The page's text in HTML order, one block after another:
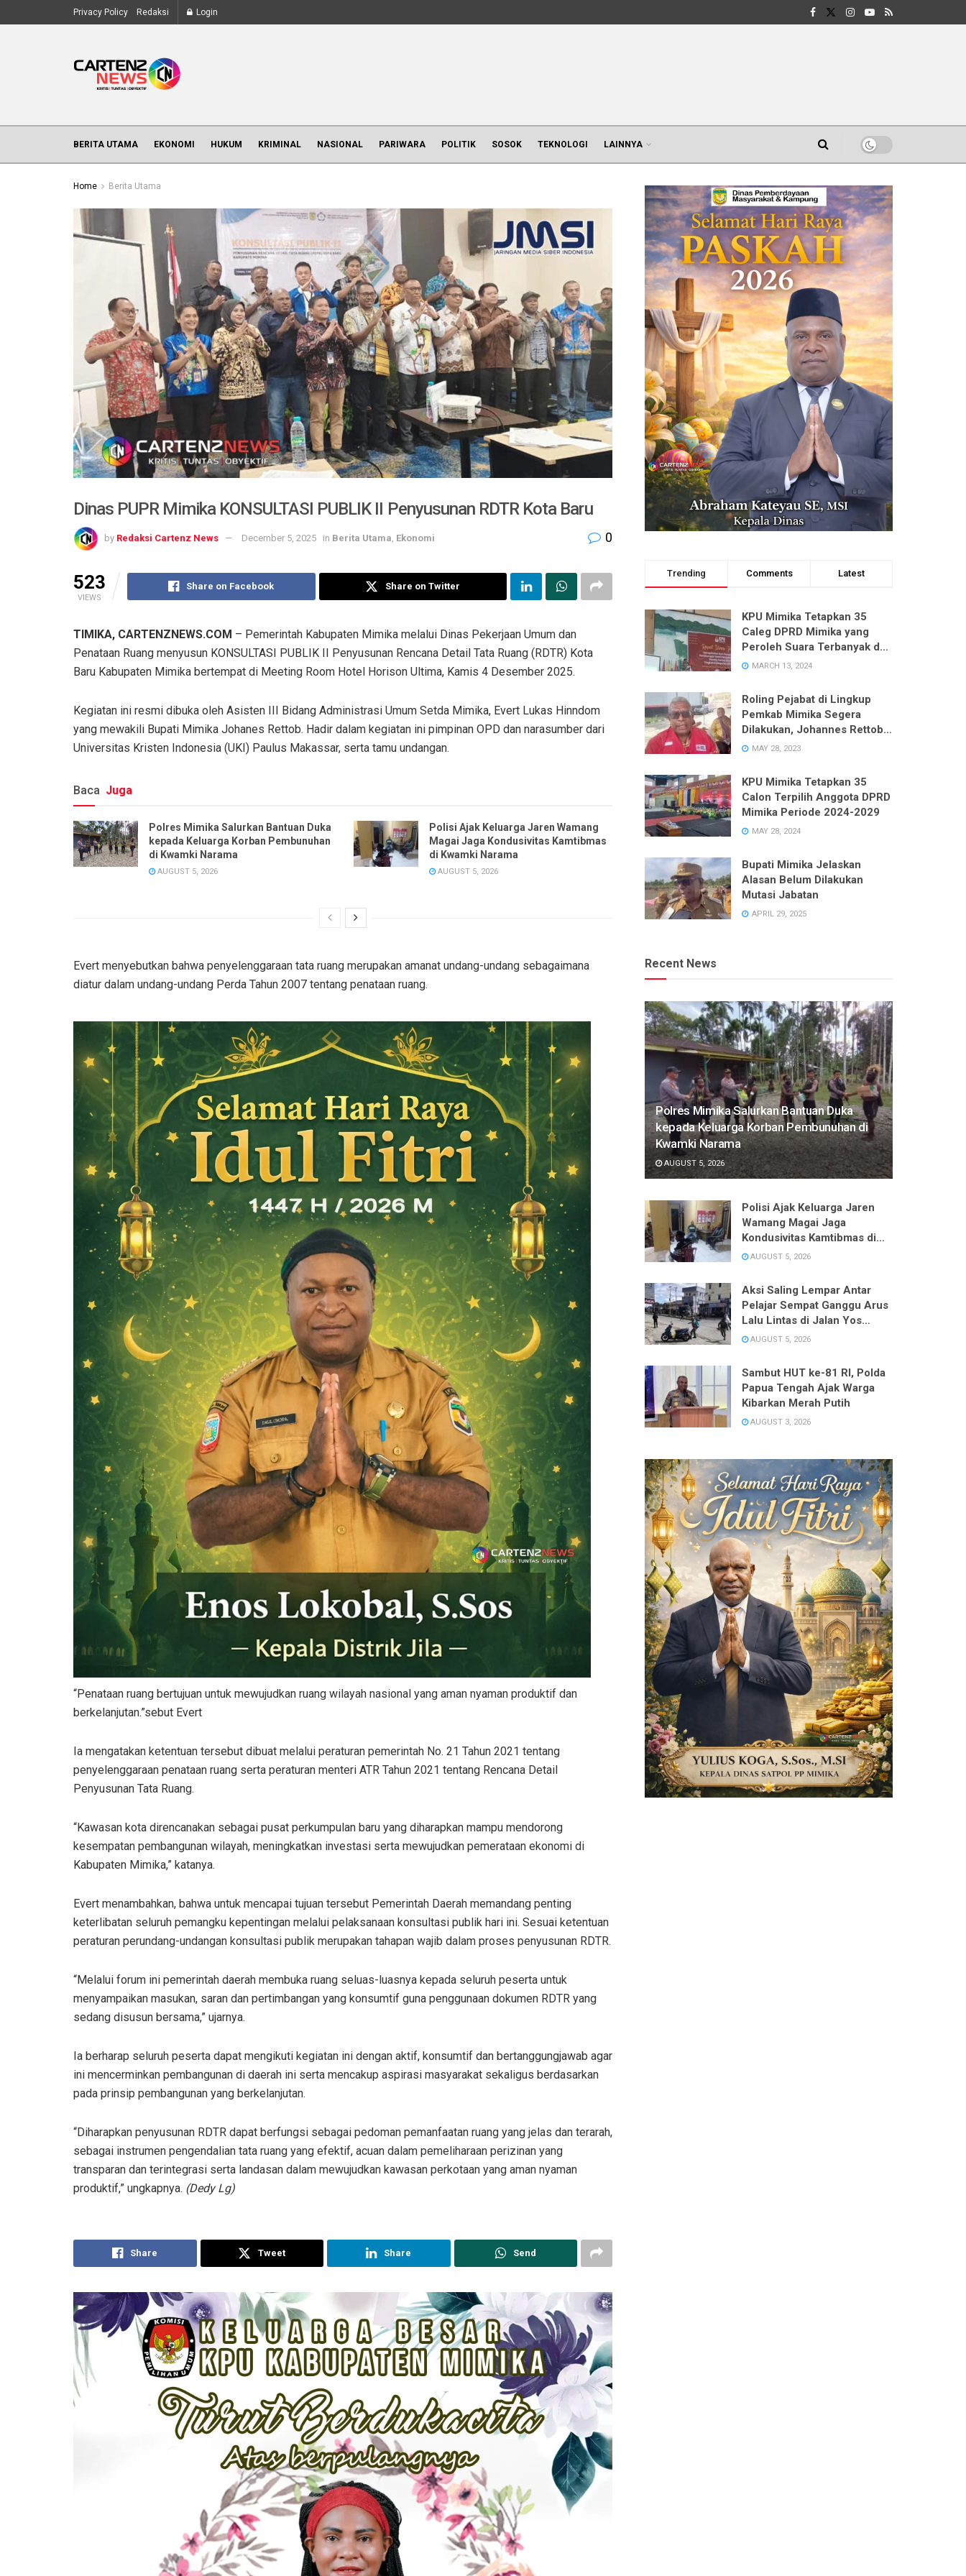
Privacy Policy Redaksi Login
BERITA UTAMA EKONOMI HUKUM KRIMINAL NASIONAL PARIWARA POLITIK SOSOK TEKNOLOGI LAINNYA
Home Berita Utama
Dinas PUPR Mimika KONSULTASI PUBLIK II Penyusunan RDTR Kota Baru
by Redaksi Cartenz News December 5, 2025 in Berita Utama Ekonomi 0
523
VIEWS
Share on Facebook Share on Twitter
TIMIKA, CARTENZNEWS.COM – Pemerintah Kabupaten Mimika melalui Dinas Pekerjaan Umum dan
Penataan Ruang menyusun KONSULTASI PUBLIK II Penyusunan Rencana Detail Tata Ruang (RDTR) Kota
Baru Kabupaten Mimika bertempat di Meeting Room Hotel Horison Ultima, Kamis 4 Desember 2025.
Kegiatan ini resmi dibuka oleh Asisten III Bidang Administrasi Umum Setda Mimika, Evert Lukas Hinndom
yang mewakili Bupati Mimika Johanes Rettob. Hadir dalam kegiatan ini pimpinan OPD dan narasumber dari
Universitas Kristen Indonesia (UKI) Paulus Makassar, serta tamu undangan.
Baca Juga
Polres Mimika Salurkan Bantuan Duka
kepada Keluarga Korban Pembunuhan
di Kwamki Narama
AUGUST 5, 2026
Polisi Ajak Keluarga Jaren Wamang
Magai Jaga Kondusivitas Kamtibmas
di Kwamki Narama
AUGUST 5, 2026
Evert menyebutkan bahwa penyelenggaraan tata ruang merupakan amanat undang-undang sebagaimana
diatur dalam undang-undang Perda Tahun 2007 tentang penataan ruang.
“Penataan ruang bertujuan untuk mewujudkan ruang wilayah nasional yang aman nyaman produktif dan
berkelanjutan.”sebut Evert
Ia mengatakan ketentuan tersebut dibuat melalui peraturan pemerintah No. 21 Tahun 2021 tentang
penyelenggaraan penataan ruang serta peraturan menteri ATR Tahun 2021 tentang Rencana Detail
Penyusunan Tata Ruang.
“Kawasan kota direncanakan sebagai pusat perkumpulan baru yang diharapkan mampu mendorong
kesempatan pembangunan wilayah, meningkatkan investasi serta mewujudkan pemerataan ekonomi di
Kabupaten Mimika,” katanya.
Evert menambahkan, bahwa untuk mencapai tujuan tersebut Pemerintah Daerah memandang penting
keterlibatan seluruh pemangku kepentingan melalui pelaksanaan konsultasi publik hari ini. Sesuai ketentuan
peraturan perundang-undangan konsultasi publik merupakan tahapan wajib dalam proses penyusunan RDTR.
“Melalui forum ini pemerintah daerah membuka ruang seluas-luasnya kepada seluruh peserta untuk
menyampaikan masukan, saran dan pertimbangan yang konsumtif guna penggunaan dokumen RDTR yang
sedang disusun bersama,” ujarnya.
Ia berharap seluruh peserta dapat mengikuti kegiatan ini dengan aktif, konsumtif dan bertanggungjawab agar
ini mencerminkan pembangunan di daerah ini serta mencakup aspirasi masyarakat sekaligus berdasarkan
pada prinsip pembangunan yang berkelanjutan.
“Diharapkan penyusunan RDTR dapat berfungsi sebagai pedoman pemanfaatan ruang yang jelas dan terarah,
sebagai instrumen pengendalian tata ruang yang efektif, acuan dalam pemeliharaan perizinan yang
transparan dan terintegrasi serta landasan dalam mewujudkan kawasan perkotaan yang aman nyaman
produktif,” ungkapnya. (Dedy Lg)
Share Tweet Share Send
Trending Comments Latest
KPU Mimika Tetapkan 35
Caleg DPRD Mimika yang
Peroleh Suara Terbanyak dari
Enam Dapil pada Pemilu 2024
MARCH 13, 2024
Roling Pejabat di Lingkup
Pemkab Mimika Segera
Dilakukan, Johannes Rettob
Pastikan Tidak Ada Unsur
MAY 28, 2023
KPU Mimika Tetapkan 35
Calon Terpilih Anggota DPRD
Mimika Periode 2024-2029
MAY 28, 2024
Bupati Mimika Jelaskan
Alasan Belum Dilakukan
Mutasi Jabatan
APRIL 29, 2025
Recent News
Polres Mimika Salurkan Bantuan Duka
kepada Keluarga Korban Pembunuhan di
Kwamki Narama
AUGUST 5, 2026
Polisi Ajak Keluarga Jaren
Wamang Magai Jaga
Kondusivitas Kamtibmas di
Kwamki Narama
AUGUST 5, 2026
Aksi Saling Lempar Antar
Pelajar Sempat Ganggu Arus
Lalu Lintas di Jalan Yos
Sudarso
AUGUST 5, 2026
Sambut HUT ke-81 RI, Polda
Papua Tengah Ajak Warga
Kibarkan Merah Putih
AUGUST 3, 2026